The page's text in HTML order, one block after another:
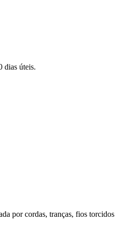
dias úteis.
por cordas, tranças, fios torcidos